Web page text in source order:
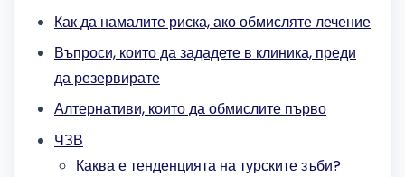
Как да намалите риска, ако обмисляте лечение
Въпроси, които да зададете в клиника, преди
да резервирате
Алтернативи, които да обмислите първо
ЧЗВ
Каква е тенденцията на турските зъби?